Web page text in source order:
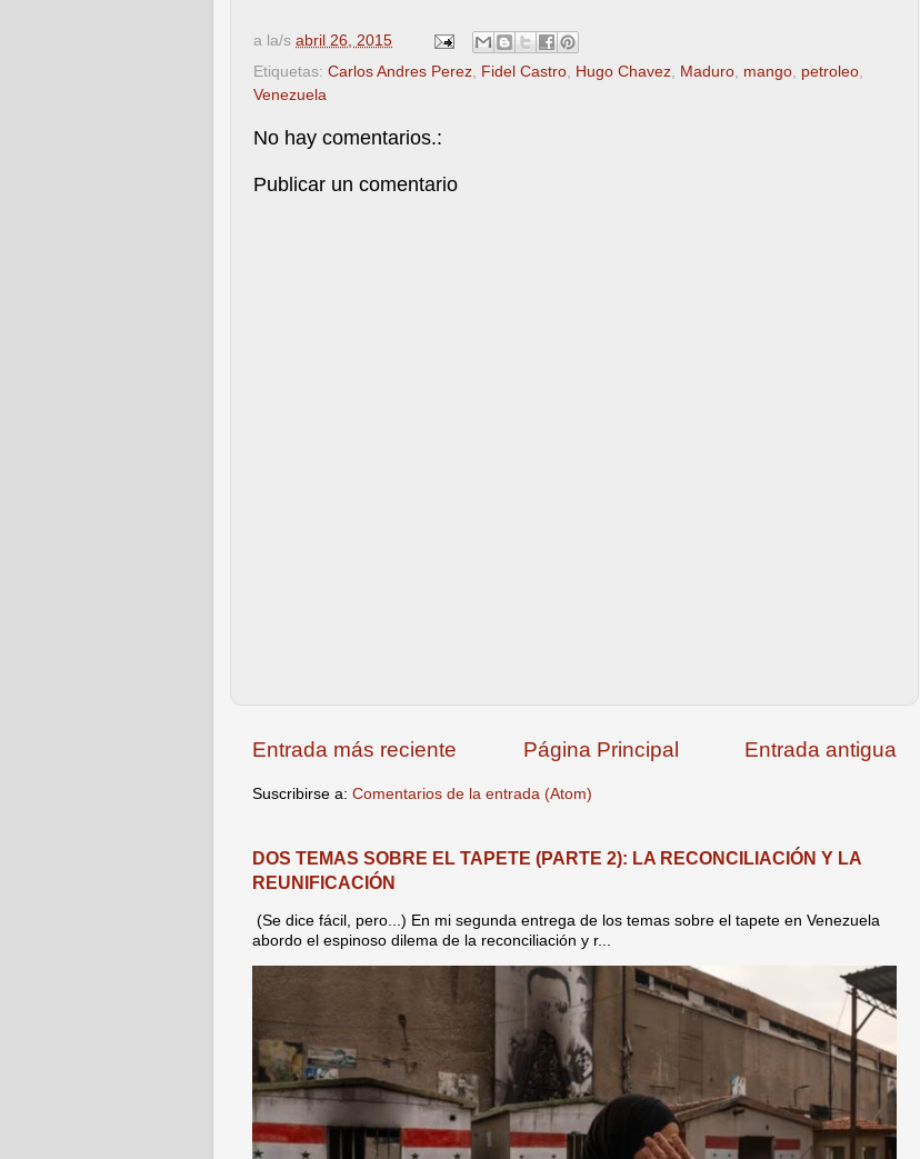
a la/s abril 26, 2015
Etiquetas: Carlos Andres Perez, Fidel Castro, Hugo Chavez, Maduro, mango, petroleo,
Venezuela
No hay comentarios.:
Publicar un comentario
Entrada más reciente Entrada antigua
Página Principal
Suscribirse a: Comentarios de la entrada (Atom)
DOS TEMAS SOBRE EL TAPETE (PARTE 2): LA RECONCILIACIÓN Y LA
REUNIFICACIÓN
(Se dice fácil, pero...) En mi segunda entrega de los temas sobre el tapete en Venezuela
abordo el espinoso dilema de la reconciliación y r...